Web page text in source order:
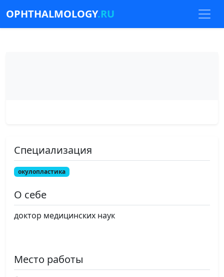
OPHTHALMOLOGY.RU
Специализация
окулопластика
О себе
доктор медицинских наук
Место работы